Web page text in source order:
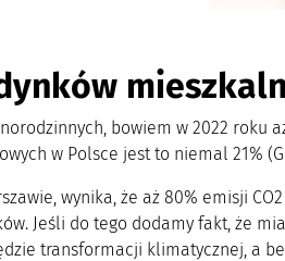
bowiem w 2022 roku
w Polsce jest to niemal 21%
wynika, że aż 80% emisji
Jeśli do tego dodamy fakt, że
transformacji klimatycznej, a